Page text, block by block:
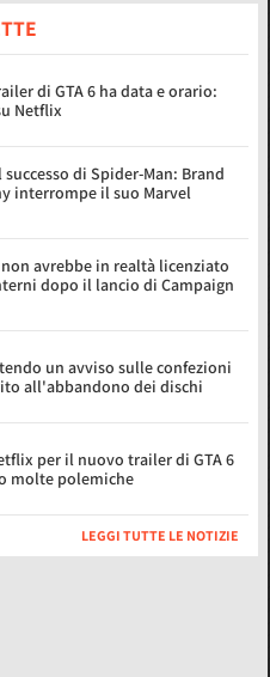
di GTA 6 ha data e orario:
Netflix
di Spider-Man: Brand
interrompe il suo Marvel
avrebbe in realtà licenziato
dopo il lancio di Campaign
un avviso sulle confezioni
all'abbandono dei dischi
per il nuovo trailer di GTA 6
molte polemiche
LEGGI TUTTE LE NOTIZIE